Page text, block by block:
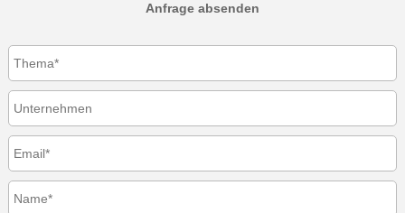
Anfrage absenden